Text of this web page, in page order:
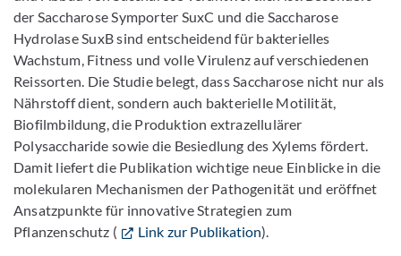
der Saccharose Symporter SuxC und die Saccharose
Hydrolase SuxB sind entscheidend für bakterielles
Wachstum, Fitness und volle Virulenz auf verschiedenen
Reissorten. Die Studie belegt, dass Saccharose nicht nur als
Nährstoff dient, sondern auch bakterielle Motilität,
Biofilmbildung, die Produktion extrazellulärer
Polysaccharide sowie die Besiedlung des Xylems fördert.
Damit liefert die Publikation wichtige neue Einblicke in die
molekularen Mechanismen der Pathogenität und eröffnet
Ansatzpunkte für innovative Strategien zum
Pflanzenschutz (
Link zur Publikation).